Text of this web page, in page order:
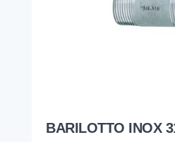
BARILOTTO INOX